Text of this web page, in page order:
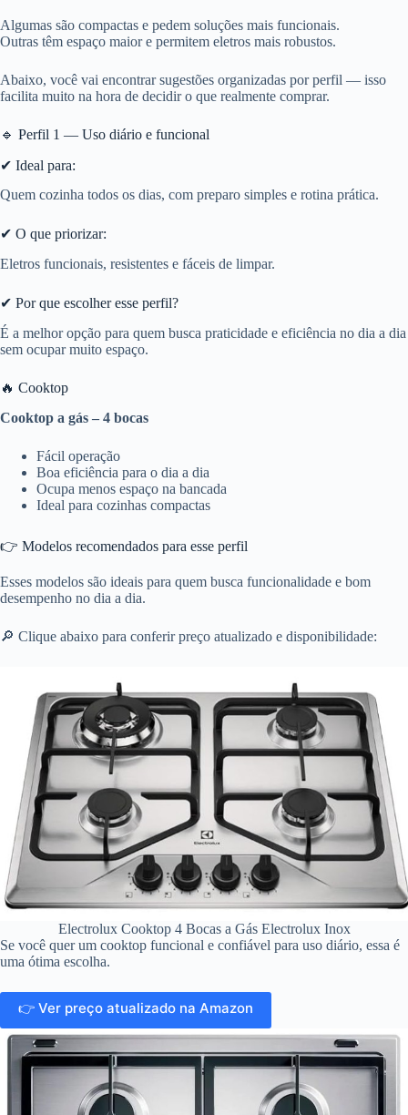
Algumas são compactas e pedem soluções mais funcionais.
Outras têm espaço maior e permitem eletros mais robustos.
Abaixo, você vai encontrar sugestões organizadas por perfil — isso
facilita muito na hora de decidir o que realmente comprar.
🔹 Perfil 1 — Uso diário e funcional
✔ Ideal para:
Quem cozinha todos os dias, com preparo simples e rotina prática.
✔ O que priorizar:
Eletros funcionais, resistentes e fáceis de limpar.
✔ Por que escolher esse perfil?
É a melhor opção para quem busca praticidade e eficiência no dia a dia
sem ocupar muito espaço.
🔥 Cooktop
Cooktop a gás – 4 bocas
Fácil operação
Boa eficiência para o dia a dia
Ocupa menos espaço na bancada
Ideal para cozinhas compactas
👉 Modelos recomendados para esse perfil
Esses modelos são ideais para quem busca funcionalidade e bom
desempenho no dia a dia.
🔎 Clique abaixo para conferir preço atualizado e disponibilidade:
Electrolux Cooktop 4 Bocas a Gás Electrolux Inox
Se você quer um cooktop funcional e confiável para uso diário, essa é
uma ótima escolha.
👉 Ver preço atualizado na Amazon